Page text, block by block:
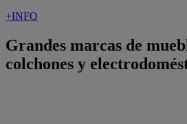
+INFO
Grandes marcas de
colchones y